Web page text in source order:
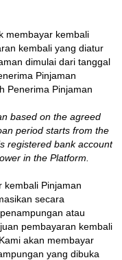
membayar kembali
kembali yang diatur
dimulai dari tanggal
Pinjaman
Penerima Pinjaman
based on the agreed
period starts from the
registered bank account
in the Platform.
kembali Pinjaman
secara
atau
pembayaran kembali
akan membayar
yang dibuka